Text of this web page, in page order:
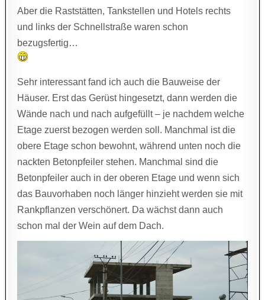
Aber die Raststätten, Tankstellen und Hotels rechts
und links der Schnellstraße waren schon
bezugsfertig…
Sehr interessant fand ich auch die Bauweise der
Häuser. Erst das Gerüst hingesetzt, dann werden die
Wände nach und nach aufgefüllt – je nachdem welche
Etage zuerst bezogen werden soll. Manchmal ist die
obere Etage schon bewohnt, während unten noch die
nackten Betonpfeiler stehen. Manchmal sind die
Betonpfeiler auch in der oberen Etage und wenn sich
das Bauvorhaben noch länger hinzieht werden sie mit
Rankpflanzen verschönert. Da wächst dann auch
schon mal der Wein auf dem Dach.